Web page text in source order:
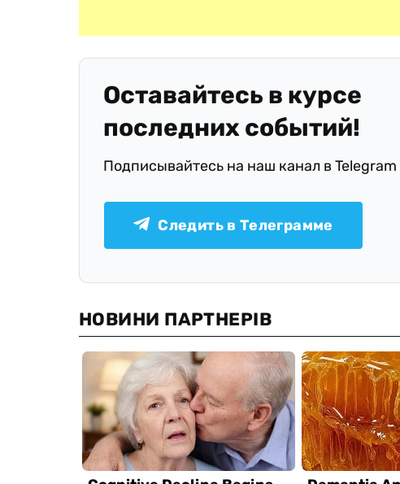
Оставайтесь в курсе
последних событий!
Подписывайтесь на наш канал в Telegram
Следить в Телеграмме